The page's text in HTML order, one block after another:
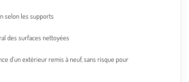
selon les supports
des surfaces nettoyées
d’un extérieur remis à neuf, sans risque pour